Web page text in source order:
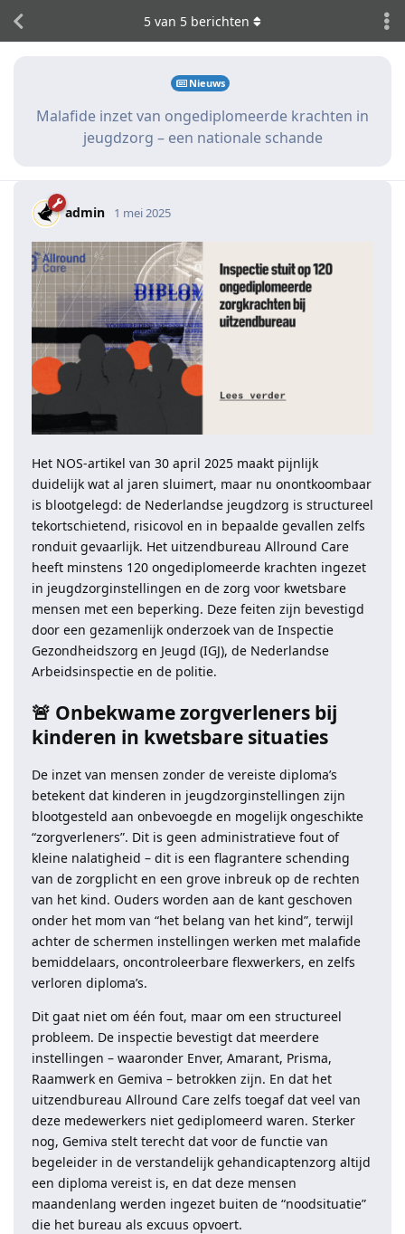
Nieuws
Malafide inzet van ongediplomeerde krachten in
jeugdzorg – een nationale schande
5 van 5 berichten
admin 1 mei 2025
Het NOS-artikel van 30 april 2025 maakt pijnlijk
duidelijk wat al jaren sluimert, maar nu onontkoombaar
is blootgelegd: de Nederlandse jeugdzorg is structureel
tekortschietend, risicovol en in bepaalde gevallen zelfs
ronduit gevaarlijk. Het uitzendbureau Allround Care
heeft minstens 120 ongediplomeerde krachten ingezet
in jeugdzorginstellingen en de zorg voor kwetsbare
mensen met een beperking. Deze feiten zijn bevestigd
door een gezamenlijk onderzoek van de Inspectie
Gezondheidszorg en Jeugd (IGJ), de Nederlandse
Arbeidsinspectie en de politie.
🚨 Onbekwame zorgverleners bij
kinderen in kwetsbare situaties
De inzet van mensen zonder de vereiste diploma’s
betekent dat kinderen in jeugdzorginstellingen zijn
blootgesteld aan onbevoegde en mogelijk ongeschikte
“zorgverleners”. Dit is geen administratieve fout of
kleine nalatigheid – dit is een flagrantere schending
van de zorgplicht en een grove inbreuk op de rechten
van het kind. Ouders worden aan de kant geschoven
onder het mom van “het belang van het kind”, terwijl
achter de schermen instellingen werken met malafide
bemiddelaars, oncontroleerbare flexwerkers, en zelfs
verloren diploma’s.
Dit gaat niet om één fout, maar om een structureel
probleem. De inspectie bevestigt dat meerdere
instellingen – waaronder Enver, Amarant, Prisma,
Raamwerk en Gemiva – betrokken zijn. En dat het
uitzendbureau Allround Care zelfs toegaf dat veel van
deze medewerkers niet gediplomeerd waren. Sterker
nog, Gemiva stelt terecht dat voor de functie van
begeleider in de verstandelijk gehandicaptenzorg altijd
een diploma vereist is, en dat deze mensen
maandenlang werden ingezet buiten de “noodsituatie”
die het bureau als excuus opvoert.